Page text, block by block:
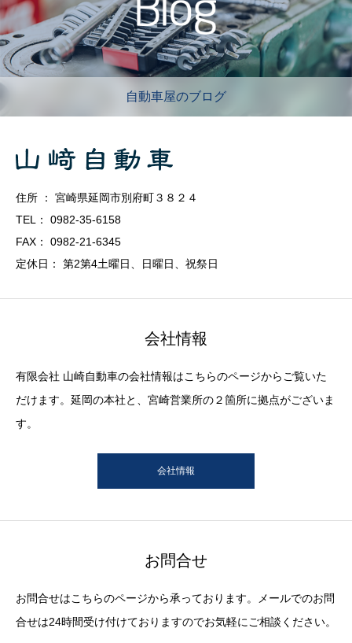
自動車屋のブログ
住所 ： 宮崎県延岡市別府町３８２４
TEL： 0982-35-6158
FAX： 0982-21-6345
定休日： 第2第4土曜日、日曜日、祝祭日
会社情報
有限会社 山崎自動車の会社情報はこちらのページからご覧いた
だけます。延岡の本社と、宮崎営業所の２箇所に拠点がございま
す。
会社情報
お問合せ
お問合せはこちらのページから承っております。メールでのお問
合せは24時間受け付けておりますのでお気軽にご相談ください。